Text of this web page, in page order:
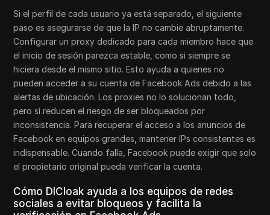
Si el perfil de cada usuario ya está separado, el siguiente
paso es asegurarse de que la IP no cambie abruptamente.
Configurar un proxy dedicado para cada miembro hace que
el inicio de sesión parezca estable, como si siempre se
hiciera desde el mismo sitio. Esto ayuda a quienes no
pueden acceder a su cuenta de Facebook Ads debido a las
alertas de ubicación. Los proxies no lo solucionan todo,
pero sí reducen el riesgo de ser bloqueados por
inconsistencia. Para recuperar el acceso a los anuncios de
Facebook en equipos grandes, mantener IPs consistentes es
indispensable. Cuando falla, Facebook puede exigir que solo
el propietario original pueda verificar la cuenta.
Cómo DICloak ayuda a los equipos de redes
sociales a evitar bloqueos y facilita la